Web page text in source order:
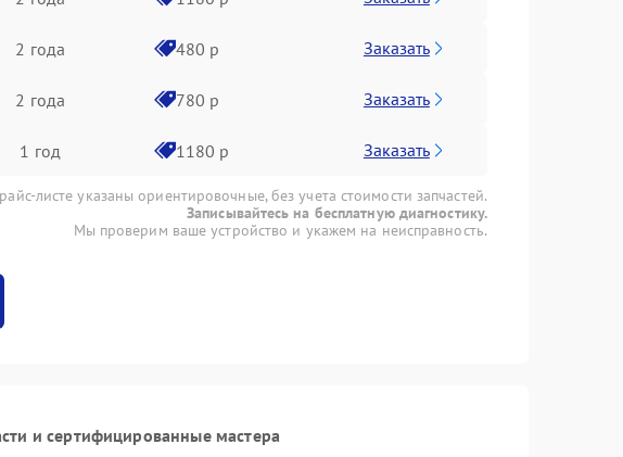
2 года 480 р Заказать
2 года 780 р Заказать
1 год 1180 р Заказать
листе указаны ориентировочные, без учета стоимости запчастей.
Записывайтесь на бесплатную диагностику.
Мы проверим ваше устройство и укажем на неисправность.
и сертифицированные мастера